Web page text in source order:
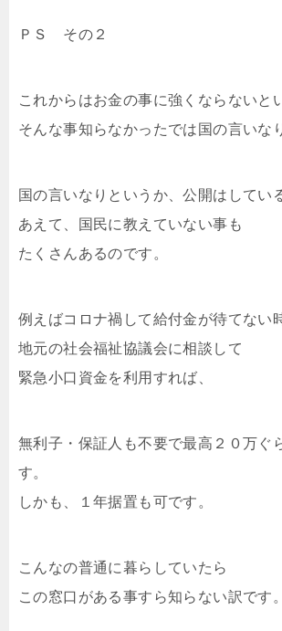
ＰＳ その２
これからはお金の事に強くならないと
そんな事知らなかったでは国の言いな
国の言いなりというか、公開はしてい
あえて、国民に教えていない事も
たくさんあるのです。
例えばコロナ禍して給付金が待てない
地元の社会福祉協議会に相談して
緊急小口資金を利用すれば、
無利子・保証人も不要で最高２０万ぐ
す。
しかも、１年据置も可です。
こんなの普通に暮らしていたら
この窓口がある事すら知らない訳です。